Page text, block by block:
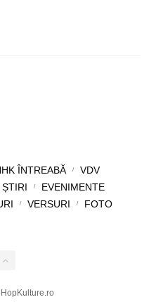
ÎNTREABĂ
VDV
ȘTIRI
EVENIMENTE
VERSURI
FOTO